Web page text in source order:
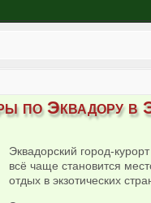
по Эквадору в
Эквадорский город-
всё чаще становится
отдых в экзотических